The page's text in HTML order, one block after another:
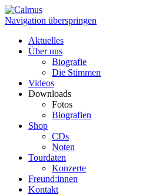
Navigation überspringen
Aktuelles
Über uns
Biografie
Die Stimmen
Videos
Downloads
Fotos
Biografien
Shop
CDs
Noten
Tourdaten
Konzerte
Freund:innen
Kontakt